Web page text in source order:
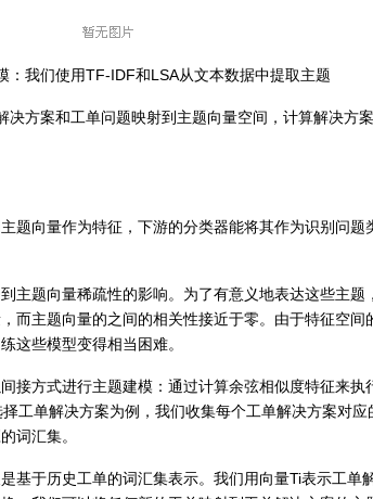
：我们使用TF-IDF和LSA从文本数据中提取主题
方案和工单问题映射到主题向量空间，计算解决方
向量作为特征，下游的分类器能将其作为识别问题
题向量稀疏性的影响。为了有意义地表达这些主题
而主题向量的之间的相关性接近于零。由于特征空间
这些模型变得相当困难。
方式进行主题建模：通过计算余弦相似度特征来执
工单解决方案为例，我们收集每个工单解决方案对应
词汇集。
于历史工单的词汇集表示。我们用向量Ti表示工单